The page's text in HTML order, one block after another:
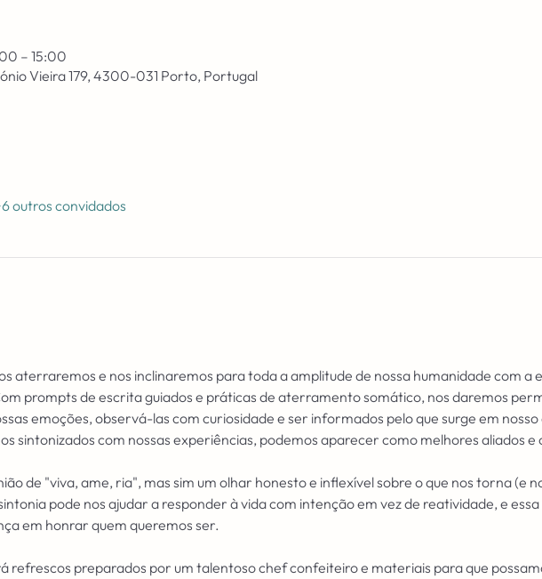
– 15:00
Vieira 179, 4300-031 Porto, Portugal
outros convidados
aterraremos e nos inclinaremos para toda a amplitude de nossa humanidade com a
prompts de escrita guiados e práticas de aterramento somático, nos daremos
emoções, observá-las com curiosidade e ser informados pelo que surge em
sintonizados com nossas experiências, podemos aparecer como melhores aliados e
de "viva, ame, ria", mas sim um olhar honesto e inflexível sobre o que nos torna (e
pode nos ajudar a responder à vida com intenção em vez de reatividade, e
em honrar quem queremos ser.
refrescos preparados por um talentoso chef confeiteiro e materiais para que